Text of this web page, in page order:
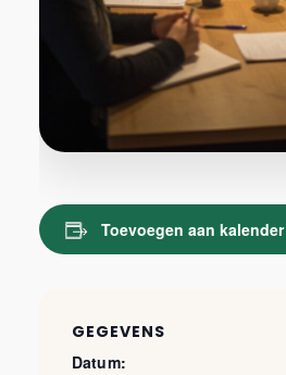
Toevoegen aan kalender
GEGEVENS
Datum: